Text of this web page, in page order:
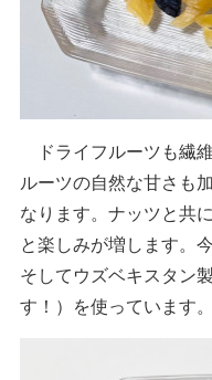
ドライフルーツも繊
ルーツの自然な甘さも
なります。ナッツと共
と楽しみが増します。
そしてウズベキスタン
す！）を使っています。